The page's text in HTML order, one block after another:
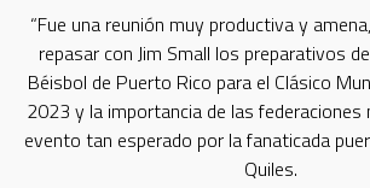
“Fue una reunión muy productiva y
repasar con Jim Small los preparativos
Béisbol de Puerto Rico para el Clásico
2023 y la importancia de las federaciones
evento tan esperado por la fanaticada
Quiles.